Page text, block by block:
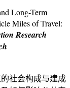
Long-Term
Miles of Travel:
Research
社会构成与建成